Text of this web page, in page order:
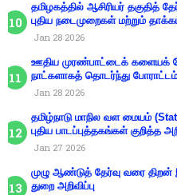
தமிழகத்தில் ஆசிரியர் தகுதித்
புதிய நடைமுறைகள் மற்றும்
Jan 28 2026
ஊதிய முரண்பாட்டைக் களையக்
நாட்களாகத் தொடர்ந்து போராட்டம்
Jan 28 2026
தமிழ்நாடு மாநில வள மையம்
புதிய பாடப்புத்தகங்கள் குறித்த
Jan 27 2026
முழு ஆண்டுத் தேர்வு வரை திறன்
துறை அறிவிப்பு